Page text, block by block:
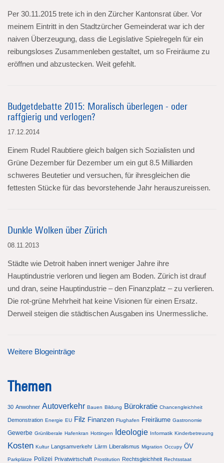
Per 30.11.2015 trete ich in den Zürcher Kantonsrat über. Vor
meinem Eintritt in den Stadtzürcher Gemeinderat war ich der
naiven Überzeugung, dass die Legislative Spielregeln für ein
reibungsloses Zusammenleben gestaltet, um so Freiräume zu
eröffnen und abzustecken. Weit gefehlt.
Budgetdebatte 2015: Moralisch überlegen - oder
raffgierig und verlogen?
17.12.2014
Einem Rudel Raubtiere gleich balgen sich Sozialisten und
Grüne Dezember für Dezember um ein gut 8.5 Milliarden
schweres Beutetier und versuchen, für ihresgleichen die
fettesten Stücke für das bevorstehende Jahr herauszureissen.
Dunkle Wolken über Zürich
08.11.2013
Städte wie Detroit haben innert weniger Jahre ihre
Hauptindustrie verloren und liegen am Boden. Zürich ist drauf
und dran, seine Hauptindustrie – den Finanzplatz – zu verlieren.
Die rot-grüne Mehrheit hat keine Visionen für einen Ersatz.
Derweil steigen die städtischen Ausgaben ins Unermessliche.
Weitere Blogeinträge
Themen
30 Anwohner Autoverkehr Bauen Bildung Bürokratie Chancengleichheit
Demonstration Energie EU Filz Finanzen Flughafen Freiräume Gastronomie
Gewerbe Grünliberale Hafenkran Hottingen Ideologie Informatik Kinderbetreuung
Kosten Kultur Langsamverkehr Lärm Liberalismus Migration Occupy ÖV
Parkplätze Polizei Privatwirtschaft Prostitution Rechtsgleichheit Rechtsstaat